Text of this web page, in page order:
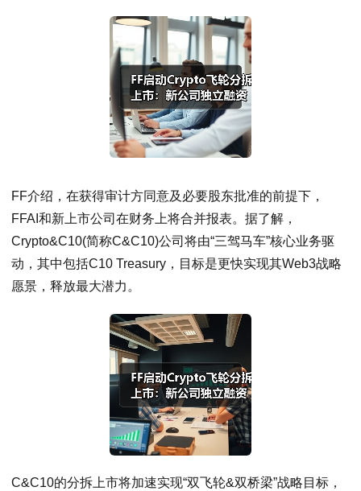
FF介绍，在获得审计方同意及必要股东批准的前提下，
FFAI和新上市公司在财务上将合并报表。据了解，
Crypto&C10(简称C&C10)公司将由“三驾马车”核心业务驱
动，其中包括C10 Treasury，目标是更快实现其Web3战略
愿景，释放最大潜力。
C&C10的分拆上市将加速实现“双飞轮&双桥梁”战略目标，